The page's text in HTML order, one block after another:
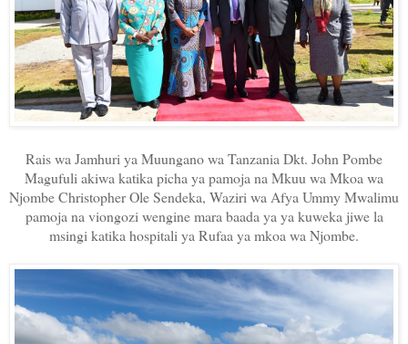
Rais wa Jamhuri ya Muungano wa Tanzania Dkt. John Pombe
Magufuli akiwa katika picha ya pamoja na Mkuu wa Mkoa wa
Njombe Christopher Ole Sendeka, Waziri wa Afya Ummy Mwalimu
pamoja na viongozi wengine mara baada ya ya kuweka jiwe la
msingi katika hospitali ya Rufaa ya mkoa wa Njombe.